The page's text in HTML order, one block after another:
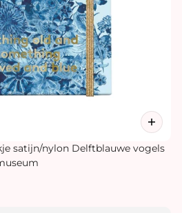
satijn/nylon Delftblauwe vogels